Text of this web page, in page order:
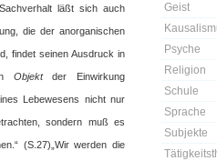
Geist
Psyche
Religion
Schule
Sprache
Subjekte
läßt sich auch
die der anorganischen
findet seinen Ausdruck in
Objektder Einwirkung
Lebewesens nicht nur
sondern muß es
(S.27) „Wir werden die